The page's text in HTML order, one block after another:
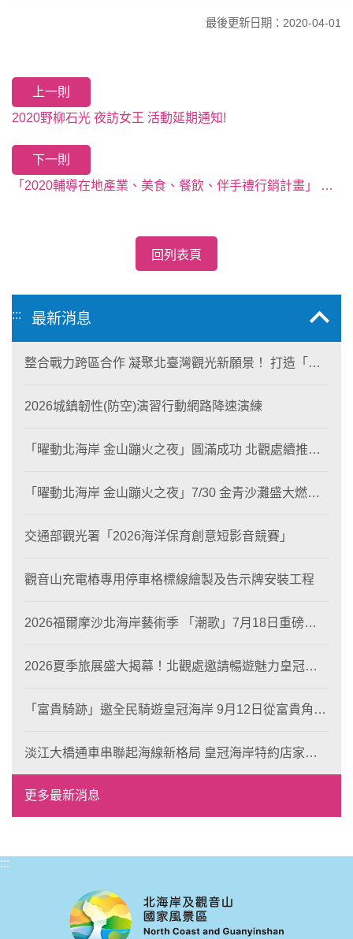
最後更新日期：2020-04-01
上一則
2020野柳石光 夜訪女王 活動延期通知!
下一則
「2020輔導在地產業、美食、餐飲、伴手禮行銷計畫」 報名開始
回列表頁
::: 最新消息
整合戰力跨區合作 凝聚北臺灣觀光新願景！ 打造「生
2026城鎮韌性(防空)演習行動網路降速演練
「曜動北海岸 金山蹦火之夜」圓滿成功 北觀處續推照
「曜動北海岸 金山蹦火之夜」7/30 金青沙灘盛大燃
交通部觀光署「2026海洋保育創意短影音競賽」
觀音山充電樁專用停車格標線繪製及告示牌安裝工程
2026福爾摩沙北海岸藝術季 「潮歌」7月18日重磅登
2026夏季旅展盛大揭幕！北觀處邀請暢遊魅力皇冠海
「富貴騎跡」邀全民騎遊皇冠海岸 9月12日從富貴角出
淡江大橋通車串聯起海線新格局 皇冠海岸特約店家、
風格形塑即日起開放報名
更多最新消息
:::